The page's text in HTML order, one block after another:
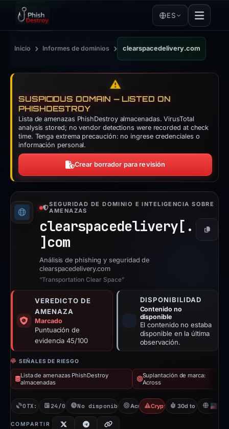
ES
Inicio › Informes de dominios › clearspacedelivery.com
⚠️
SUSPICIOUS DOMAIN — LISTED ON
PHISHDESTROY
Lista de amenazas PhishDestroy almacenadas. VirusTotal
analysis stored; no vendor detections were recorded at check
time. Tenga extrema precaución: no ingrese credenciales o
información personal.
Crear borrador para revisión
SEGURIDAD DE DOMINIO E INTELIGENCIA SOBRE
AMENAZAS
clearspacedelivery[.
] com
Copiar
Análisis de phishing y seguridad de
clearspacedelivery.com
“Transportation Clear Space”
VEREDICTO DE
AMENAZA
Marcado
Puntuación de
evidencia 45/100
DISPONIBILIDAD
Contenido no
disponible
El contenido no estaba
disponible en la última
observación.
SEÑALES DE RIESGO
Lista de amenazas PhishDestroy
almacenadas
Suplantación de marca:
Across
OTX: 9 refs24/03/2026No disponible desde 06/06/2026
AcrossCrypto Scam30d to unavailable
COMPARTIR